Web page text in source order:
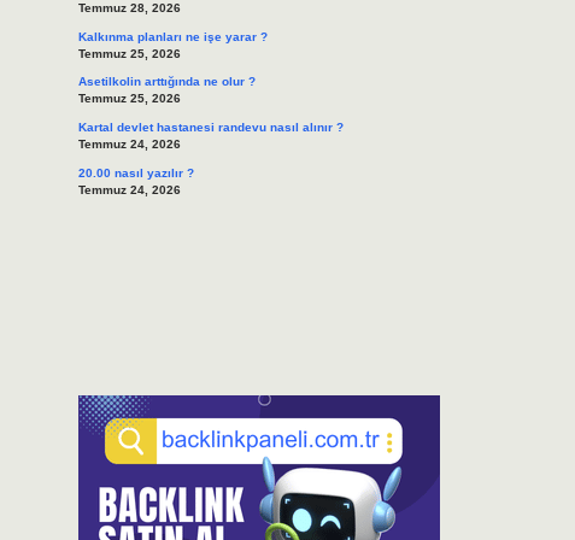
Temmuz 28, 2026
Kalkınma planları ne işe yarar ?
Temmuz 25, 2026
Asetilkolin arttığında ne olur ?
Temmuz 25, 2026
Kartal devlet hastanesi randevu nasıl alınır ?
Temmuz 24, 2026
20.00 nasıl yazılır ?
Temmuz 24, 2026